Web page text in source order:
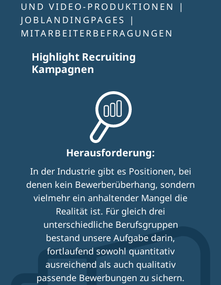
UND VIDEO-PRODUKTIONEN |
JOBLANDINGPAGES |
MITARBEITERBEFRAGUNGEN
Highlight Recruiting
Kampagnen
Herausforderung:
In der Industrie gibt es Positionen, bei
denen kein Bewerberüberhang, sondern
vielmehr ein anhaltender Mangel die
Realität ist. Für gleich drei
unterschiedliche Berufsgruppen
bestand unsere Aufgabe darin,
fortlaufend sowohl quantitativ
ausreichend als auch qualitativ
passende Bewerbungen zu sichern.